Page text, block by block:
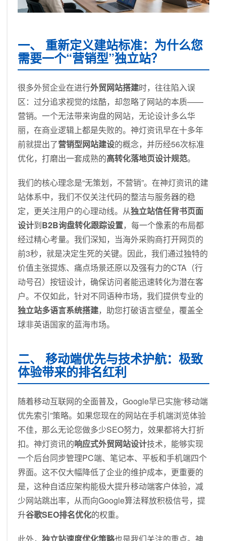
一、 重新定义建站标准：为什么您
需要一个“营销型”独立站？
很多外贸企业在进行外贸网站搭建时，往往陷入误
区：过分追求视觉的炫酷，却忽略了网站的本质——
营销。一个无法带来询盘的网站，无论设计多么华
丽，在商业逻辑上都是失败的。神灯资讯早在十多年
前就提出了营销型网站建设的概念，并历经56次标准
优化，打磨出一套成熟的高转化落地页设计规范。
我们的核心理念是“无策划，不营销”。在神灯资讯的建
站体系中，我们不仅关注代码的整洁与服务器的稳
定，更关注用户的心理动线。从独立站信任背书页面
设计到B2B询盘转化跟踪设置，每一个像素的布局都
经过精心考量。我们深知，当海外采购商打开网页的
前3秒，就是决定生死的关键。因此，我们通过独特的
价值主张提炼、痛点场景还原以及强有力的CTA（行
动号召）按钮设计，确保访问者能迅速转化为潜在客
户。不仅如此，针对不同语种市场，我们提供专业的
独立站多语言系统搭建，助您打破语言壁垒，覆盖全
球非英语国家的蓝海市场。
二、 移动端优先与技术护航：极致
体验带来的排名红利
随着移动互联网的全面普及，Google早已实施“移动端
优先索引”策略。如果您现在的网站在手机端浏览体验
不佳，那么无论您做多少SEO努力，效果都将大打折
扣。神灯资讯的响应式外贸网站设计技术，能够实现
一个后台同步管理PC端、笔记本、平板和手机端四个
界面。这不仅大幅降低了企业的维护成本，更重要的
是，这种自适应架构能极大提升移动端客户体验，减
少网站跳出率，从而向Google算法释放积极信号，提
升谷歌SEO排名优化的权重。
此外，独立站速度优化策略也是我们关注的重点。神